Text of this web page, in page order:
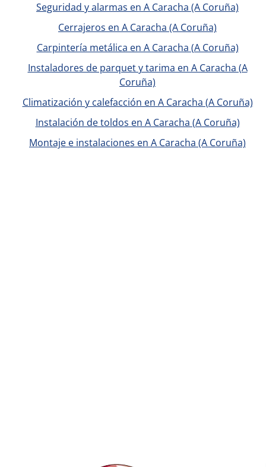
Seguridad y alarmas en A Caracha (A Coruña)
Cerrajeros en A Caracha (A Coruña)
Carpintería metálica en A Caracha (A Coruña)
Instaladores de parquet y tarima en A Caracha (A
Coruña)
Climatización y calefacción en A Caracha (A Coruña)
Instalación de toldos en A Caracha (A Coruña)
Montaje e instalaciones en A Caracha (A Coruña)